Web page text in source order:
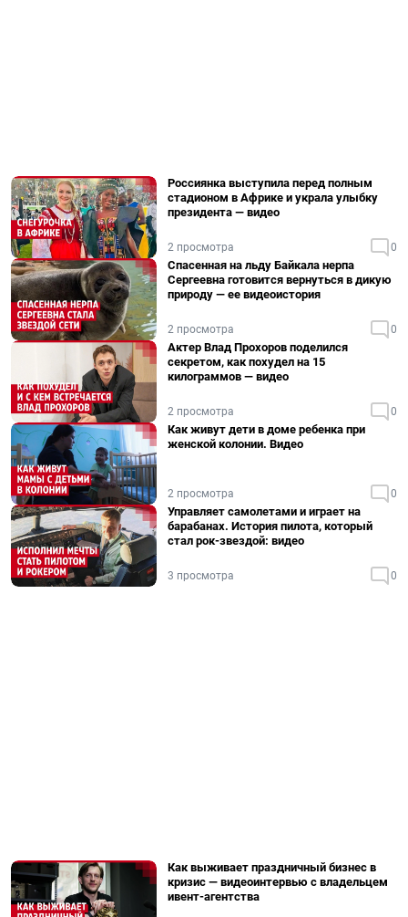
Россиянка выступила перед полным
стадионом в Африке и украла улыбку
президента — видео
2 просмотра 0
Спасенная на льду Байкала нерпа
Сергеевна готовится вернуться в дикую
природу — ее видеоистория
2 просмотра 0
Актер Влад Прохоров поделился
секретом, как похудел на 15
килограммов — видео
2 просмотра 0
Как живут дети в доме ребенка при
женской колонии. Видео
2 просмотра 0
Управляет самолетами и играет на
барабанах. История пилота, который
стал рок-звездой: видео
3 просмотра 0
Как выживает праздничный бизнес в
кризис — видеоинтервью с владельцем
ивент-агентства